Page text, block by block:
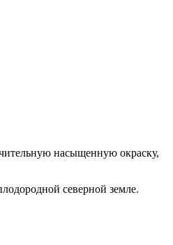
насыщенную окраску,
северной земле.